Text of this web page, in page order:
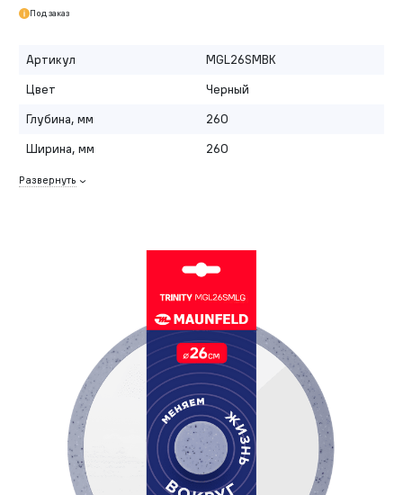
Под заказ
Артикул
MGL26SMBK
Цвет
Черный
Глубина, мм
260
Ширина, мм
260
Развернуть